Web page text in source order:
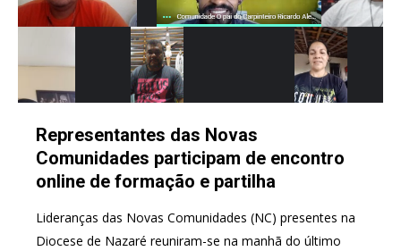
Representantes das Novas
Comunidades participam de encontro
online de formação e partilha
Lideranças das Novas Comunidades (NC) presentes na
Diocese de Nazaré reuniram-se na manhã do último